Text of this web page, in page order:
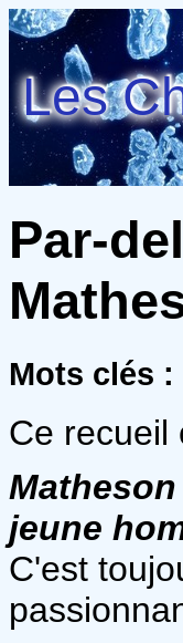
Les
Par-
Mots clés
Ce recueil
Matheson
jeune
C'est